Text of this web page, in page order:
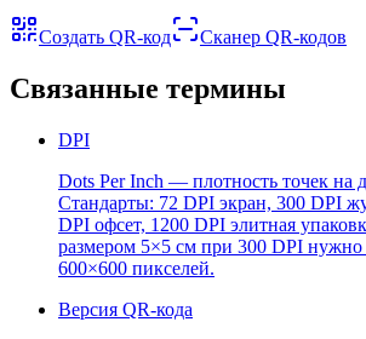
Создать QR-код Сканер QR-кодов
Связанные термины
DPI
Dots Per Inch — плотность точек на
Стандарты: 72 DPI экран, 300 DPI
DPI офсет, 1200 DPI элитная
размером 5×5 см при 300 DPI нужно
600×600 пикселей.
Версия QR-кода